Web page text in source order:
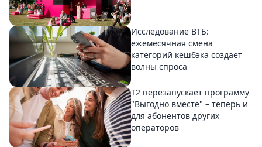
Исследование ВТБ:
ежемесячная смена
категорий кешбэка создает
волны спроса
Т2 перезапускает программу
"Выгодно вместе" – теперь и
для абонентов других
операторов